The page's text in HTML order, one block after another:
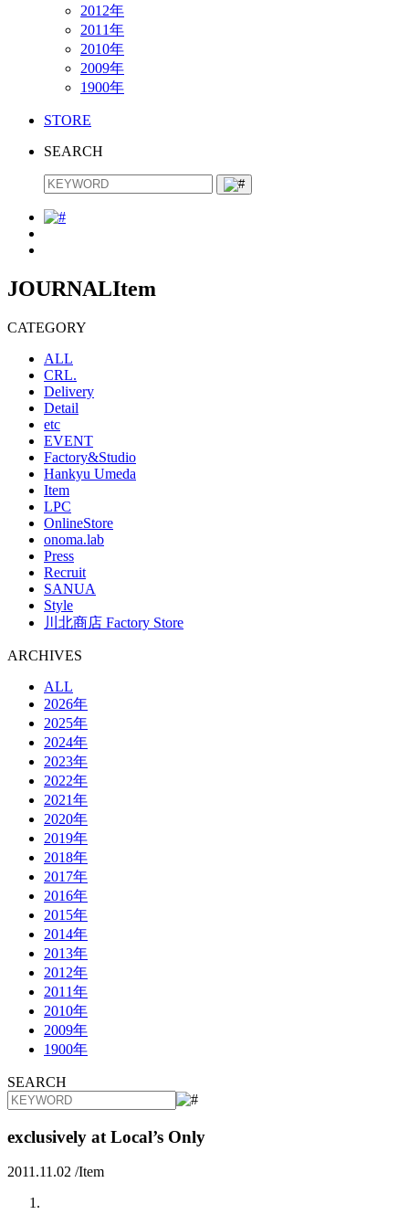
2012年
2011年
2010年
2009年
1900年
STORE
SEARCH
JOURNALItem
CATEGORY
ALL
CRL.
Delivery
Detail
etc
EVENT
Factory&Studio
Hankyu Umeda
Item
LPC
OnlineStore
onoma.lab
Press
Recruit
SANUA
Style
川北商店 Factory Store
ARCHIVES
ALL
2026年
2025年
2024年
2023年
2022年
2021年
2020年
2019年
2018年
2017年
2016年
2015年
2014年
2013年
2012年
2011年
2010年
2009年
1900年
SEARCH
exclusively at Local’s Only
2011.11.02 /Item